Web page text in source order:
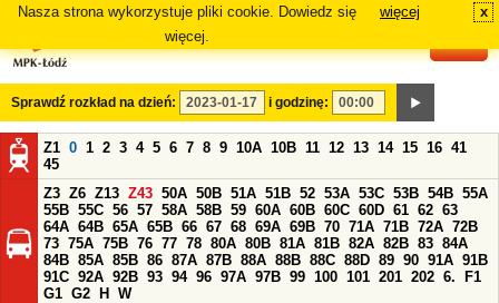
Nasza strona wykorzystuje pliki cookie. Dowiedz się
więcej.
więcej x
Sprawdź rozkład na dzień: i godzinę:
Z1 0 1 2 3 4 5 6 7 8 9 10A 10B 11 12 13 14 15 16 41
45
Z3 Z6 Z13 Z43 50A 50B 51A 51B 52 53A 53C 53B 54B 55A
55B 55C 56 57 58A 58B 59 60A 60B 60C 60D 61 62 63
64A 64B 65A 65B 66 67 68 69A 69B 70 71A 71B 72A 72B
73 75A 75B 76 77 78 80A 80B 81A 81B 82A 82B 83 84A
84B 85A 85B 86 87A 87B 88A 88B 88C 88D 89 90 91A 91B
91C 92A 92B 93 94 96 97A 97B 99 100 101 201 202 6.
F1
G1 G2 H
W